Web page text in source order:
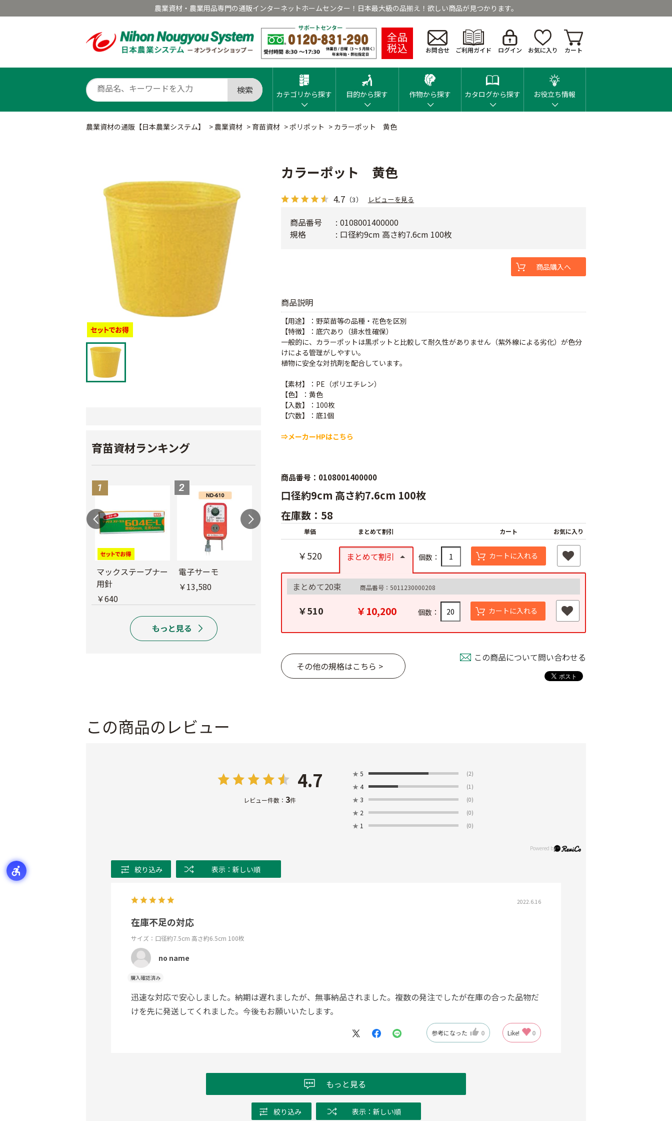
農業資材・農業用品専門の通販インターネットホームセンター！日本最大級の品揃え！欲しい商品が見つかります。
全品
税込 お問合せ ご利用ガイド ログイン お気に入り カート
検索 カテゴリから探す 目的から探す 作物から探す カタログから探す お役立ち情報
農業資材の通販【日本農業システム】 > 農業資材 > 育苗資材 >ポリポット > カラーポット 黄色
育苗資材ランキング
マックステープナー
用針
￥640
電子サーモ
￥13,580
農電マット 単相
光分解テープ（マッ
クステープナー用）
￥1,340
ランナーピン
￥3,480
バインダー紐 ジュ
￥1,980
カラーポット 黄色
4.7 （3） レビューを見る
商品説明
【用途】：野菜苗等の品種・花色を区別
【特徴】：底穴あり（排水性確保）
一般的に、カラーポットは黒ポットと比較して耐久性がありません（紫外線による劣化）が色分
けによる管理がしやすい。
植物に安全な対抗剤を配合しています。
【素材】：PE（ポリエチレン）
【色】：黄色
【入数】：100枚
【穴数】：底1個
⇒メーカーHPはこちら
商品番号
0108001400000
規格
口径約9cm 高さ約7.6cm 100枚
商品購入へ
商品番号：0108001400000
口径約9cm 高さ約7.6cm 100枚
在庫数：58
単価 まとめて割引 カート お気に入り
￥520 まとめて割引 個数： カートに入れる
まとめて20束 商品番号：5011230000208
￥510 ￥10,200 個数： カートに入れる
その他の規格はこちら >
この商品について問い合わせる
この商品のレビュー
4.7
レビュー件数： 3件
★ 5 (2)
★ 4 (1)
★ 3 (0)
★ 2 (0)
★ 1 (0)
絞り込み 表示：新しい順
2022.6.16
在庫不足の対応
サイズ：口径約7.5cm 高さ約6.5cm 100枚
no name
購入確認済み
迅速な対応で安心しました。納期は遅れましたが、無事納品されました。複数の発注でしたが在庫の合った品物だ
けを先に発送してくれました。今後もお願いいたします。
参考になった 0 Like! 0
もっと見る
絞り込み 表示：新しい順